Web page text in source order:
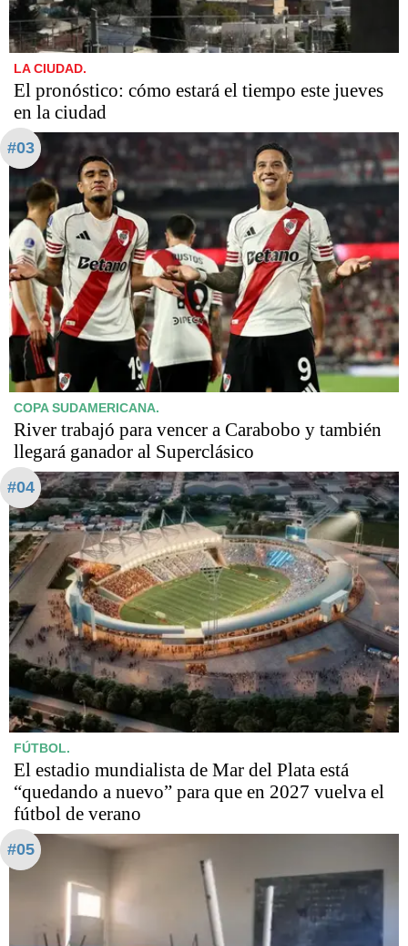
LA CIUDAD.
El pronóstico: cómo estará el tiempo este jueves
en la ciudad
#03
COPA SUDAMERICANA.
River trabajó para vencer a Carabobo y también
llegará ganador al Superclásico
#04
FÚTBOL.
El estadio mundialista de Mar del Plata está
“quedando a nuevo” para que en 2027 vuelva el
fútbol de verano
#05